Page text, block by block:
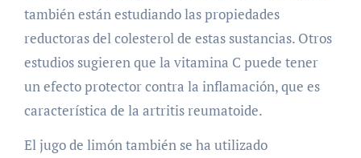
también están estudiando las propiedades
reductoras del colesterol de estas sustancias. Otros
estudios sugieren que la vitamina C puede tener
un efecto protector contra la inflamación, que es
característica de la artritis reumatoide.
El jugo de limón también se ha utilizado